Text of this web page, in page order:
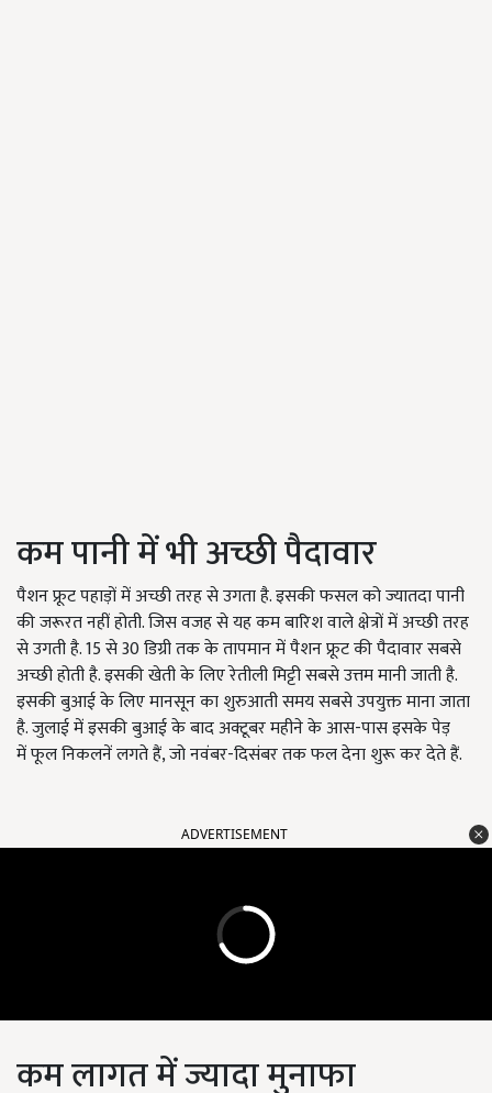
कम पानी में भी अच्छी पैदावार
पैशन फ्रूट पहाड़ों में अच्छी तरह से उगता है. इसकी फसल को ज्यातदा पानी
की जरूरत नहीं होती. जिस वजह से यह कम बारिश वाले क्षेत्रों में अच्छी तरह
से उगती है.15 से 30 डिग्री तक के तापमान में पैशन फ्रूट की पैदावार सबसे
अच्छी होती है. इसकी खेती के लिए रेतीली मिट्टी सबसे उत्तम मानी जाती है.
इसकी बुआई के लिए मानसून का शुरुआती समय सबसे उपयुक्त माना जाता
है. जुलाई में इसकी बुआई के बाद अक्टूबर महीने के आस-पास इसके पेड़
मेंफूलनिकलनें लगते हैं, जो नवंबर-दिसंबर तक फल देना शुरू कर देते हैं.
ADVERTISEMENT
कम लागत में ज्यादा मुनाफा